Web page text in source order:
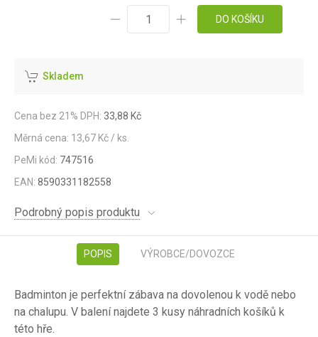
DO KOŠÍKU
Skladem
Cena bez 21% DPH: 33,88 Kč
Měrná cena: 13,67 Kč / ks.
PeMi kód: 747516
EAN: 8590331182558
Podrobný popis produktu
POPIS VÝROBCE/DOVOZCE
Badminton je perfektní zábava na dovolenou k vodě nebo
na chalupu. V balení najdete 3 kusy náhradních košíků k
této hře.